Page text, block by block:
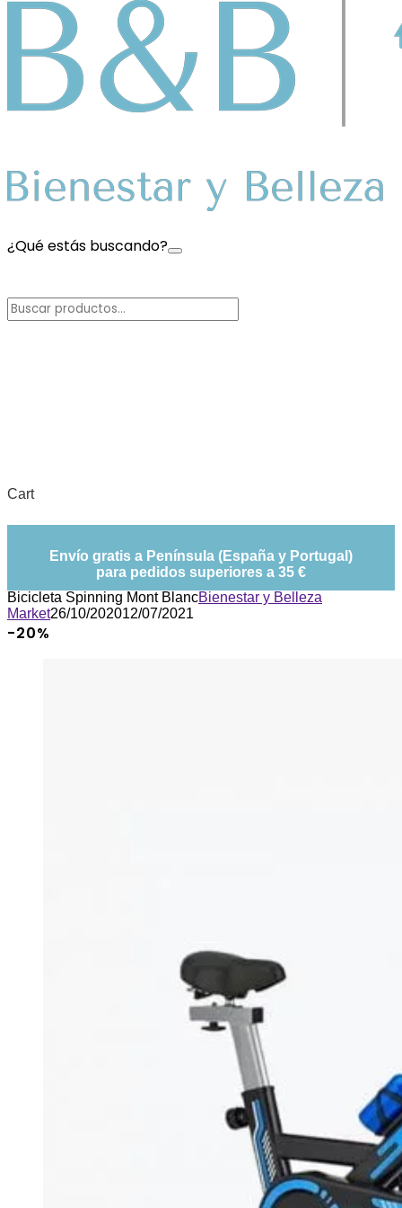
¿Qué estás buscando?
Cart
Envío gratis a Península (España y Portugal)
para pedidos superiores a 35 €
Bicicleta Spinning Mont BlancBienestar y Belleza
Market26/10/202012/07/2021
-20%